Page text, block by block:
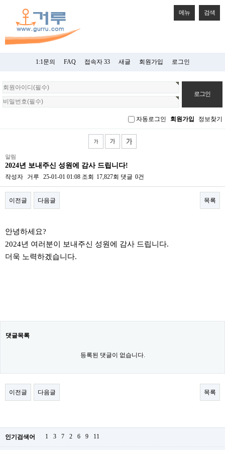
메뉴 검색
1:1문의 FAQ 접속자 33 새글 회원가입 로그인
회
원
로
자동로그인 회원가입 정보찾기
알림
2024년 보내주신 성원에 감사 드립니다!
작성자 거루 25-01-01 01:08 조회 17,827회 댓글 0건
이전글 다음글 목록
안녕하세요?
2024년 여러분이 보내주신 성원에 감사 드립니다.
더욱 노력하겠습니다.
댓글목록
등록된 댓글이 없습니다.
이전글 다음글 목록
인기검색어 1 3 7 2 6 9 11